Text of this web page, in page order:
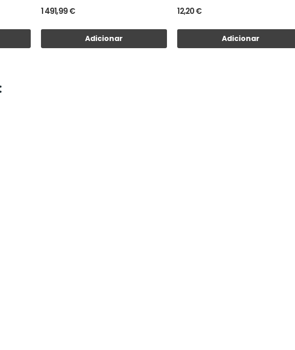
1 491,99 €
Adicionar
12,20 €
Adicionar